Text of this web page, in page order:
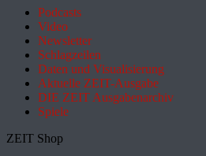
Podcasts
Video
Newsletter
Schlagzeilen
Daten und Visualisierung
Aktuelle ZEIT-Ausgabe
DIE ZEIT Ausgabenarchiv
Spiele
ZEIT Shop